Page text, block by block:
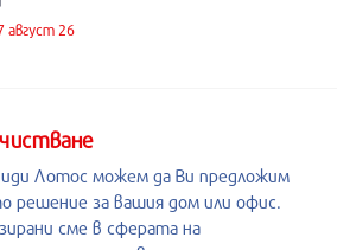
август 26
Лотос можем да Ви предложим
решение за вашия дом или офис.
сме в сферата на